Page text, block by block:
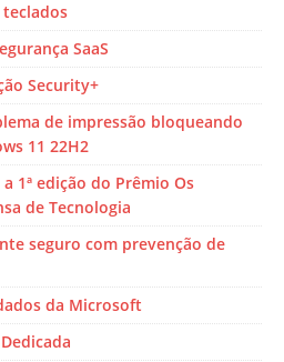
SaaS
Security+
de impressão bloqueando
11 22H2
1ª edição do Prêmio Os
de Tecnologia
seguro com prevenção de
da Microsoft